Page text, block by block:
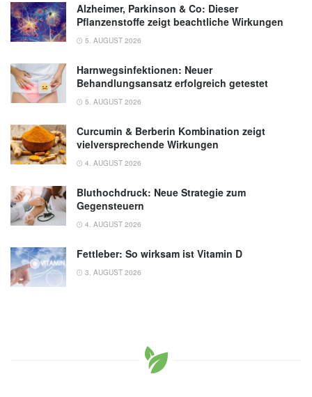
Alzheimer, Parkinson & Co: Dieser
Pflanzenstoffe zeigt beachtliche Wirkungen
5. AUGUST 2026
Harnwegsinfektionen: Neuer
Behandlungsansatz erfolgreich getestet
5. AUGUST 2026
Curcumin & Berberin Kombination zeigt
vielversprechende Wirkungen
4. AUGUST 2026
Bluthochdruck: Neue Strategie zum
Gegensteuern
4. AUGUST 2026
Fettleber: So wirksam ist Vitamin D
3. AUGUST 2026